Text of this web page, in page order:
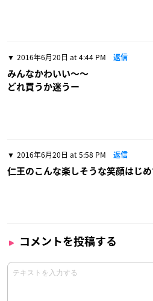
2016年6月20日 at 4:44 PM 返信
みんなかわいい〜〜
どれ買うか迷うー
2016年6月20日 at 5:58 PM 返信
仁王のこんな楽しそうな笑顔はじ
コメントを投稿する